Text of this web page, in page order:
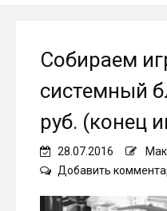
Собираем
системный
руб. (конец
28.07.2016
Добавить